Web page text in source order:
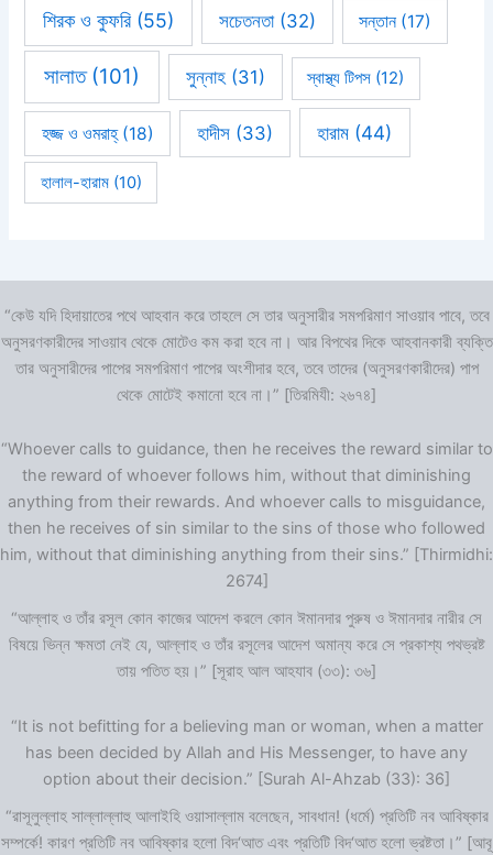
শিরক ও কুফরি(55) সচেতনতা(32) সন্তান(17)
সালাত(101) সুন্নাহ (31) স্বাস্থ্য টিপস (12)
হজ্জ ও ওমরাহ্‌(18) হাদীস(33) হারাম (44)
হালাল-হারাম(10)
“কেউ যদি হিদায়াতের পথে আহবান করে তাহলে সে তার অনুসারীর সমপরিমাণ সাওয়াব পাবে, তবে
অনুসরণকারীদের সাওয়াব থেকে মোটেও কম করা হবে না। আর বিপথের দিকে আহবানকারী ব্যক্তি
তার অনুসারীদের পাপের সমপরিমাণ পাপের অংশীদার হবে, তবে তাদের (অনুসরণকারীদের) পাপ
থেকে মোটেই কমানো হবে না।” [তিরমিযী: ২৬৭৪]
“Whoever calls to guidance, then he receives the reward similar to
the reward of whoever follows him, without that diminishing
anything from their rewards. And whoever calls to misguidance,
then he receives of sin similar to the sins of those who followed
him, without that diminishing anything from their sins.” [Thirmidhi:
2674]
“আল্লাহ ও তাঁর রসূল কোন কাজের আদেশ করলে কোন ঈমানদার পুরুষ ও ঈমানদার নারীর সে
বিষয়ে ভিন্ন ক্ষমতা নেই যে, আল্লাহ ও তাঁর রসূলের আদেশ অমান্য করে সে প্রকাশ্য পথভ্রষ্ট
তায় পতিত হয়।” [সূরাহ আল আহযাব (৩৩): ৩৬]
“It is not befitting for a believing man or woman, when a matter
has been decided by Allah and His Messenger, to have any
option about their decision.” [Surah Al-Ahzab (33): 36]
“রাসূলুল্লাহ সাল্লাল্লাহু আলাইহি ওয়াসাল্লাম বলেছেন, সাবধান! (ধর্মে) প্রতিটি নব আবিষ্কার
সম্পর্কে! কারণ প্রতিটি নব আবিষ্কার হলো বিদ‘আত এবং প্রতিটি বিদ‘আত হলো ভ্রষ্টতা।” [আবূ